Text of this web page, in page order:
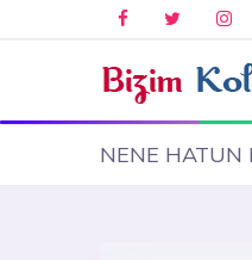
NENE HATUN